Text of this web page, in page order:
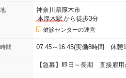
神奈川県厚木市
本厚木駅から徒歩3分
健診センターの運営
間 07:45～16:45(実働8時間 休憩
【急募】即日～長期 直接雇